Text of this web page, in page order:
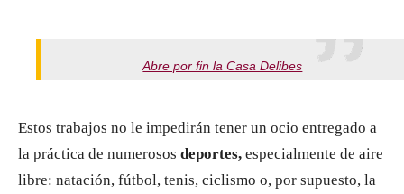
Abre por fin la Casa Delibes
Estos trabajos no le impedirán tener un ocio entregado a
la práctica de numerosos deportes, especialmente de aire
libre: natación, fútbol, tenis, ciclismo o, por supuesto, la